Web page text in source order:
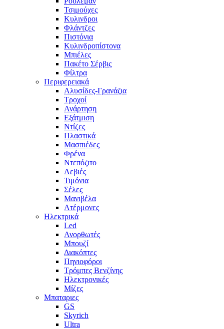
Τσιμούχες
Κυλινδροι
Φλάντζες
Πιστόνια
Κυλινδροπίστονα
Μπιέλες
Πακέτο Σέρβις
Φίλτρα
Περιφερειακά
Αλυσίδες-Γρανάζια
Τροχοί
Ανάρτηση
Εξάτμιση
Ντίζες
Πλαστικά
Μασπιέδες
Φρένα
Ντεπόζιτο
Λεβιές
Τιμόνια
Σέλες
Μανιβέλα
Ατέρμονες
Ηλεκτρικά
Led
Ανορθωτές
Μπουζί
Διακόπτες
Πηνιοφόροι
Τρόμπες Βενζίνης
Ηλεκτρονικές
Μίζες
Μπαταριες
GS
Skyrich
Ultra